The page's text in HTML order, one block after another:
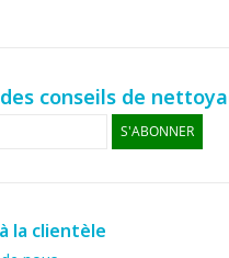
des conseils de
S'ABONNER
la clientèle